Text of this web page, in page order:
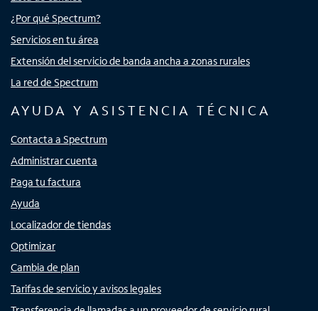
¿Por qué Spectrum?
Servicios en tu área
Extensión del servicio de banda ancha a zonas rurales
La red de Spectrum
AYUDA Y ASISTENCIA TÉCNICA
Contacta a Spectrum
Administrar cuenta
Paga tu factura
Ayuda
Localizador de tiendas
Optimizar
Cambia de plan
Tarifas de servicio y avisos legales